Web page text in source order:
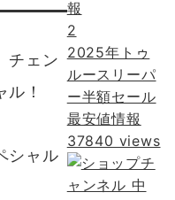
ェン
！
シャル
2
2025年トゥ
ルースリーパ
ー半額セール
最安値情報
37840 views